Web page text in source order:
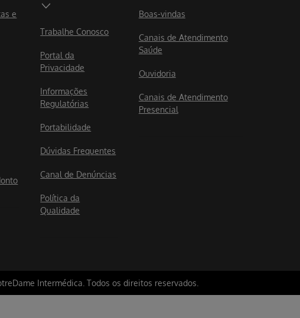
e
Trabalhe Conosco
Portal da
Privacidade
Informações
Regulatórias
Portabilidade
Dúvidas Frequentes
Canal de Denúncias
Política da
Qualidade
Boas-vindas
Canais de Atendimento
Saúde
Ouvidoria
Canais de Atendimento
Presencial
Intermédica. Todos os direitos reservados.